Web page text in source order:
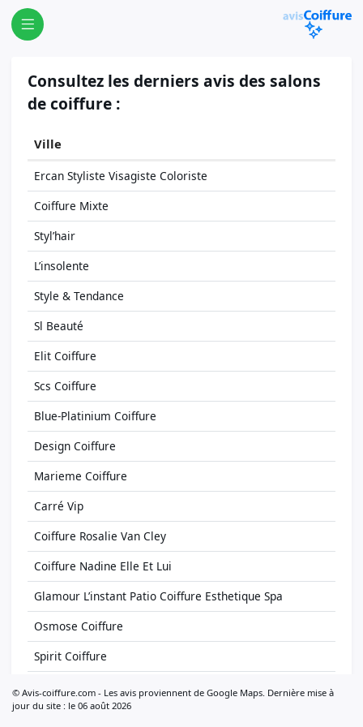
Consultez les derniers avis des salons
de coiffure :
Ville
Ercan Styliste Visagiste Coloriste
Coiffure Mixte
Styl’hair
L’insolente
Style & Tendance
Sl Beauté
Elit Coiffure
Scs Coiffure
Blue-Platinium Coiffure
Design Coiffure
Marieme Coiffure
Carré Vip
Coiffure Rosalie Van Cley
Coiffure Nadine Elle Et Lui
Glamour L’instant Patio Coiffure Esthetique Spa
Osmose Coiffure
Spirit Coiffure
Sb Coiffure
© Avis-coiffure.com - Les avis proviennent de Google Maps. Dernière mise à
jour du site : le 06 août 2026